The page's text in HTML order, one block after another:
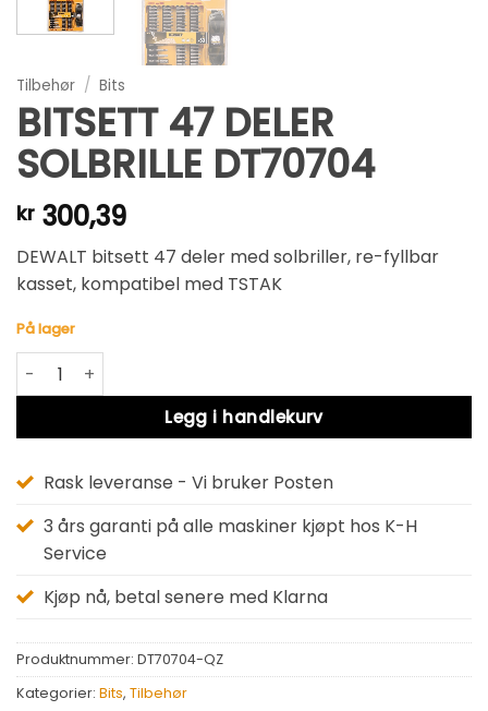
Tilbehør / Bits
BITSETT 47 DELER
SOLBRILLE DT70704
kr 300,39
DEWALT bitsett 47 deler med solbriller, re-fyllbar
kasset, kompatibel med TSTAK
På lager
BITSETT 47 DELER SOLBRILLE DT70704 antall
Legg i handlekurv
Alternative:
Rask leveranse - Vi bruker Posten
3 års garanti på alle maskiner kjøpt hos K-H
Service
Kjøp nå, betal senere med Klarna
Produktnummer: DT70704-QZ
Kategorier: Bits, Tilbehør